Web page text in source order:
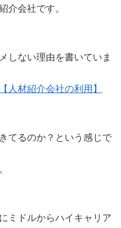
介会社です。
しない理由を書いていま
人材紹介会社の利用】
てるのか？という感じで
ミドルからハイキャリア